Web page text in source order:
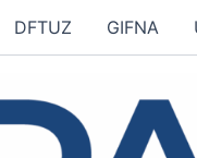
DFTUZ GIFNA